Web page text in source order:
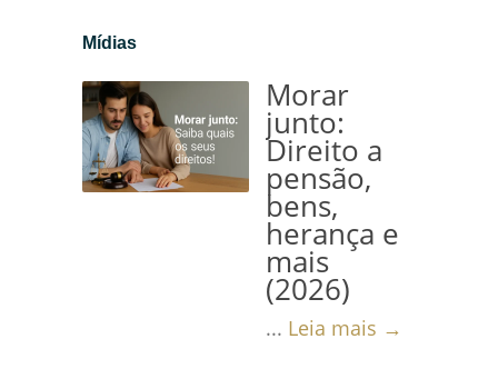
Mídias
Morar
junto:
Direito a
pensão,
bens,
herança e
mais
(2026)
... Leia mais →